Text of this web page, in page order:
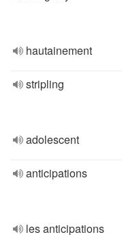
hautainement
stripling
adolescent
anticipations
les anticipations